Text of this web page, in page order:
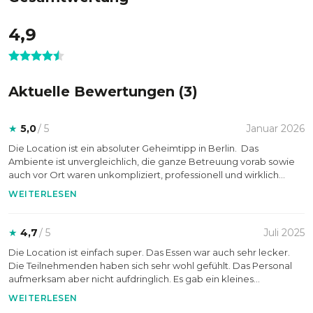
verbindenden Element, das Geschichten erzählt und
Kreativität und Emotion
fünf einzigartige Räume auf insgesamt 1.000 m² sowie ein
Hinterhofgarten mit Feuerstelle formen ein verwinkeltes
Erlebnisareal, das entdeckt werden möchte. Die Location ist
kein Saal im herkömmlichen Sinne, sondern ein Ort, der
Kreativität, Begegnung und Emotion in den Mittelpunkt
Eventstrukturen bewegen – immersiv, überraschend und
dabei stets authentisch. Die OSD schafft die Balance
zwischen urbaner Atmosphäre und einem Gefühl von
Abgeschiedenheit, das intensives Erleben ermöglicht.
4,9
Aktuelle Bewertungen (3)
★ 5,0/ 5 Januar 2026
Die Location ist ein absoluter Geheimtipp in Berlin. Das
Ambiente ist unvergleichlich, die ganze Betreuung vorab sowie
auch vor Ort waren unkompliziert, professionell und wirklich
großartig.
WEITERLESEN
★ 4,7/ 5 Juli 2025
Die Location ist einfach super. Das Essen war auch sehr lecker.
Die Teilnehmenden haben sich sehr wohl gefühlt. Das Personal
aufmerksam aber nicht aufdringlich. Es gab ein kleines
Missverständnis bzgl. der gebuchten Getränkepauschale vor Ort,
WEITERLESEN